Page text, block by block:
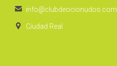
 info@clubdeocionudos.com
 Ciudad Real